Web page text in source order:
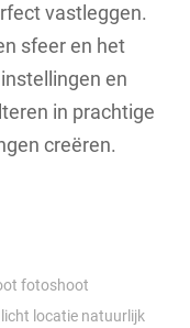
vastleggen.
sfeer en het
en
in prachtige
creëren.
fotoshoot
licht locatie natuurlijk